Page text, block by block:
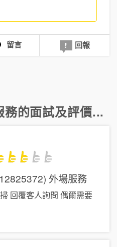
留言 回報
務的面試及評價...
外場服務
回覆客人詢問 偶爾需要